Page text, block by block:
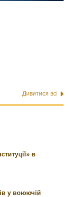
Дивитися всі
в
у воюючій